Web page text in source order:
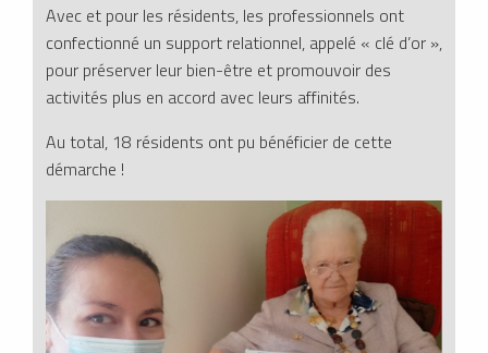
Avec et pour les résidents, les professionnels ont
confectionné un support relationnel, appelé « clé d’or »,
pour préserver leur bien-être et promouvoir des
activités plus en accord avec leurs affinités.
Au total, 18 résidents ont pu bénéficier de cette
démarche !